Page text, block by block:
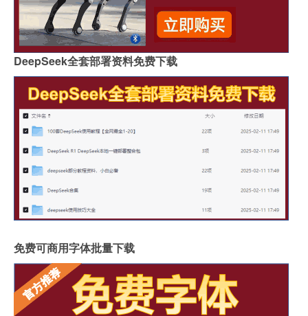
DeepSeek全套部署资料免费下载
免费可商用字体批量下载